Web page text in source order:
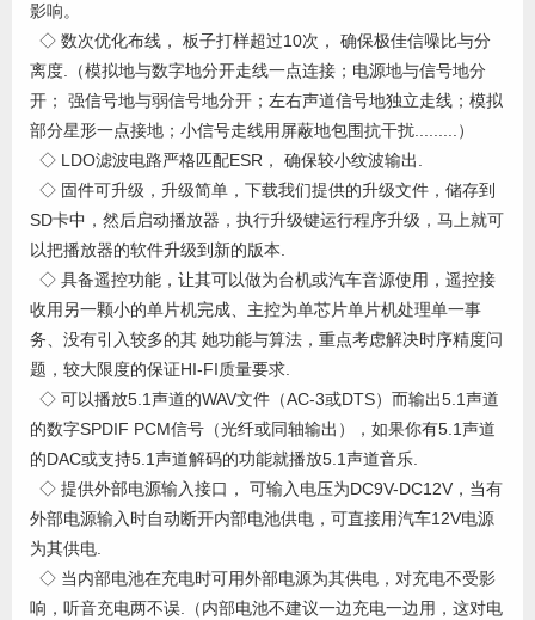
影响。
◇ 数次优化布线， 板子打样超过10次， 确保极佳信噪比与分
离度.（模拟地与数字地分开走线一点连接；电源地与信号地分
开； 强信号地与弱信号地分开；左右声道信号地独立走线；模拟
部分星形一点接地；小信号走线用屏蔽地包围抗干扰.........）
◇ LDO滤波电路严格匹配ESR， 确保较小纹波输出.
◇ 固件可升级，升级简单，下载我们提供的升级文件，储存到
SD卡中，然后启动播放器，执行升级键运行程序升级，马上就可
以把播放器的软件升级到新的版本.
◇ 具备遥控功能，让其可以做为台机或汽车音源使用，遥控接
收用另一颗小的单片机完成、主控为单芯片单片机处理单一事
务、没有引入较多的其 她功能与算法，重点考虑解决时序精度问
题，较大限度的保证HI-FI质量要求.
◇ 可以播放5.1声道的WAV文件（AC-3或DTS）而输出5.1声道
的数字SPDIF PCM信号（光纤或同轴输出），如果你有5.1声道
的DAC或支持5.1声道解码的功能就播放5.1声道音乐.
◇ 提供外部电源输入接口， 可输入电压为DC9V-DC12V，当有
外部电源输入时自动断开内部电池供电，可直接用汽车12V电源
为其供电.
◇ 当内部电池在充电时可用外部电源为其供电，对充电不受影
响，听音充电两不误.（内部电池不建议一边充电一边用，这对电